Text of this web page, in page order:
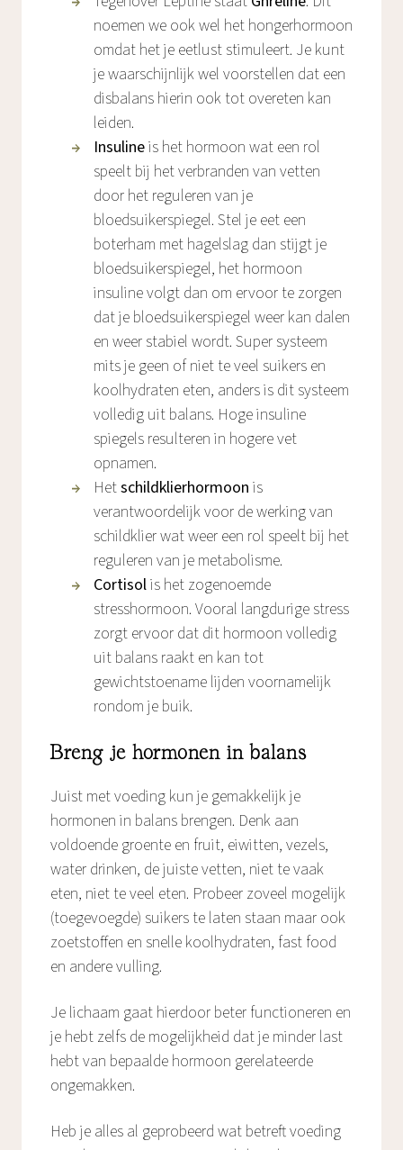
noemen we ook wel het hongerhormoon
omdat het je eetlust stimuleert. Je kunt
je waarschijnlijk wel voorstellen dat een
disbalans hierin ook tot overeten kan
leiden.
Insulineis het hormoon wat een rol
speelt bij het verbranden van vetten
door het reguleren van je
bloedsuikerspiegel. Stel je eet een
boterham met hagelslag dan stijgt je
bloedsuikerspiegel, het hormoon
insuline volgt dan om ervoor te zorgen
dat je bloedsuikerspiegel weer kan dalen
en weer stabiel wordt. Super systeem
mits je geen of niet te veel suikers en
koolhydraten eten, anders is dit systeem
volledig uit balans. Hoge insuline
spiegels resulteren in hogere vet
opnamen.
Hetschildklierhormoon is
verantwoordelijk voor de werking van
schildklier wat weer een rol speelt bij het
reguleren van je metabolisme.
Cortisolis het zogenoemde
stresshormoon. Vooral langdurige stress
zorgt ervoor dat dit hormoon volledig
uit balans raakt en kan tot
gewichtstoename lijden voornamelijk
rondom je buik.
Breng je hormonen in balans
Juist met voeding kun je gemakkelijk je
hormonen in balans brengen. Denk aan
voldoende groente en fruit, eiwitten, vezels,
water drinken, de juiste vetten, niet te vaak
eten, niet te veel eten. Probeer zoveel mogelijk
(toegevoegde) suikers te laten staan maar ook
zoetstoffen en snelle koolhydraten, fast food
en andere vulling.
Je lichaam gaat hierdoor beter functioneren en
je hebt zelfs de mogelijkheid dat je minder last
hebt van bepaalde hormoon gerelateerde
ongemakken.
Heb je alles al geprobeerd wat betreft voeding